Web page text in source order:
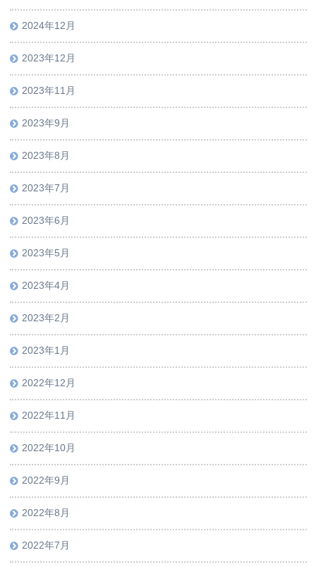
2024年12月
2023年12月
2023年11月
2023年9月
2023年8月
2023年7月
2023年6月
2023年5月
2023年4月
2023年2月
2023年1月
2022年12月
2022年11月
2022年10月
2022年9月
2022年8月
2022年7月